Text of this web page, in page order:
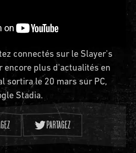
connectés sur le Slayer's
encore plus d'actualités en
sortira le 20 mars sur PC,
Stadia.
PARTAGEZ